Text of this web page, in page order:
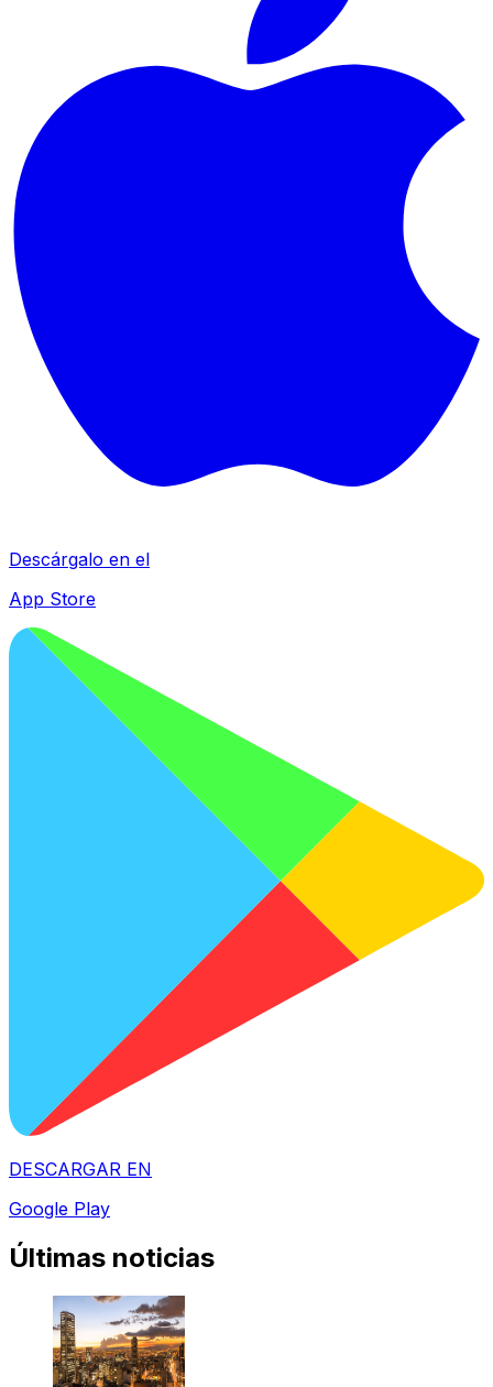
Descárgalo en el
App Store
DESCARGAR EN
Google Play
Últimas noticias